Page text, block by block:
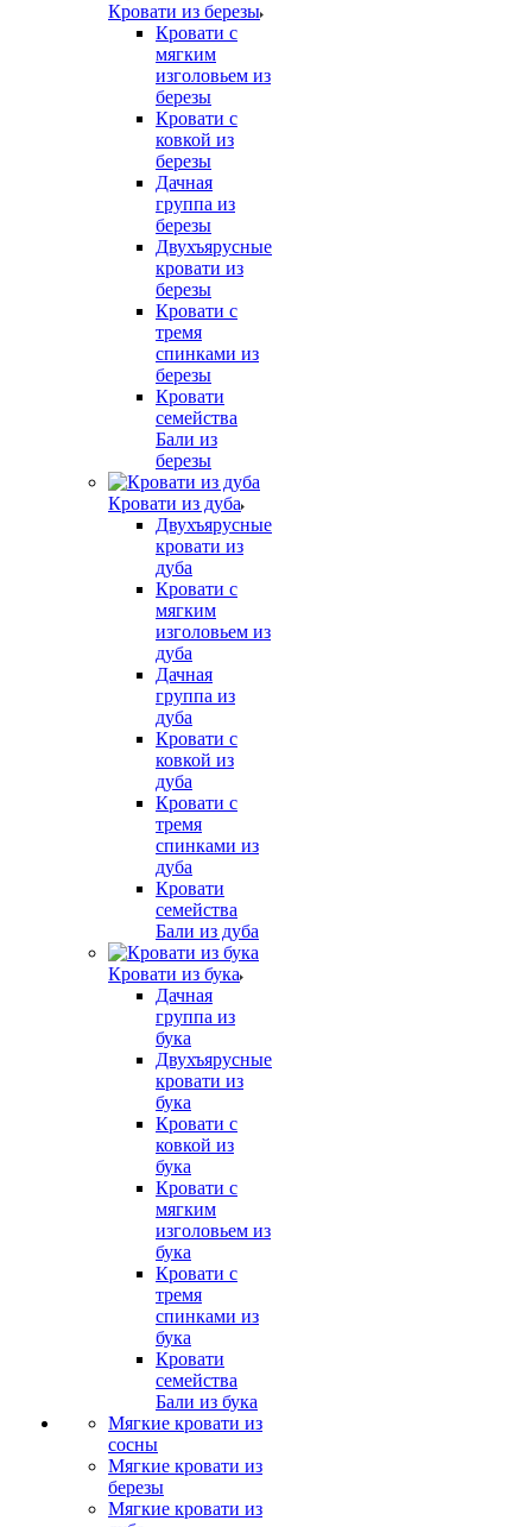
Кровати из березы
Кровати с
мягким
изголовьем из
березы
Кровати с
ковкой из
березы
Дачная
группа из
березы
Двухъярусные
кровати из
березы
Кровати с
тремя
спинками из
березы
Кровати
семейства
Бали из
березы
Кровати из дуба
Двухъярусные
кровати из
дуба
Кровати с
мягким
изголовьем из
дуба
Дачная
группа из
дуба
Кровати с
ковкой из
дуба
Кровати с
тремя
спинками из
дуба
Кровати
семейства
Бали из дуба
Кровати из бука
Дачная
группа из
бука
Двухъярусные
кровати из
бука
Кровати с
ковкой из
бука
Кровати с
мягким
изголовьем из
бука
Кровати с
тремя
спинками из
бука
Кровати
семейства
Бали из бука
Мягкие кровати из
сосны
Мягкие кровати из
березы
Мягкие кровати из